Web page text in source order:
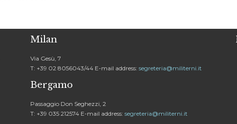
Milan
Via Gesù, 7
T: +39 02 8056043/44 E-mail address: segreteria@militerni.it
Bergamo
Passaggio Don Seghezzi, 2
T: +39 035 212574 E-mail address: segreteria@militerni.it